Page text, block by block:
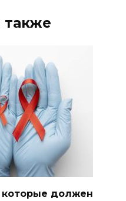
также
которые должен